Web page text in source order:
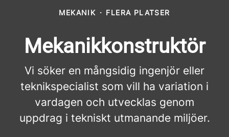
MEKANIK · FLERA PLATSER
Mekanikkonstruktör
Vi söker en mångsidig ingenjör eller
teknikspecialist som vill ha variation i
vardagen och utvecklas genom
uppdrag i tekniskt utmanande miljöer.